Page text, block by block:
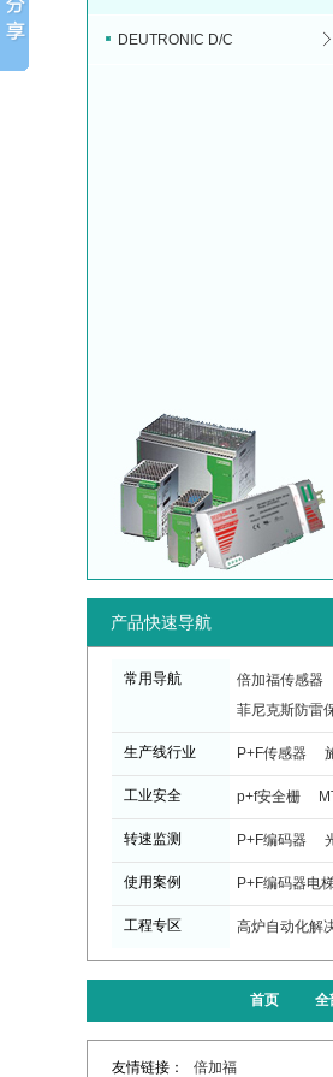
DEUTRONIC D/C
产品快速导航
常用导航 倍加福传感器
菲尼克斯防雷
生产线行业 P+F传感器
工业安全 p+f安全栅
转速监测 P+F编码器
使用案例 P+F编码器电
工程专区 高炉自动化解
首页 全
友情链接： 倍加福